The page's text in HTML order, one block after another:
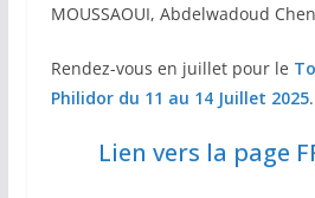
MOUSSAOUI, Abdelwadoud
Rendez-vous en juillet pour le
Philidor du 11 au 14 Juillet 2025.
Lien vers la page